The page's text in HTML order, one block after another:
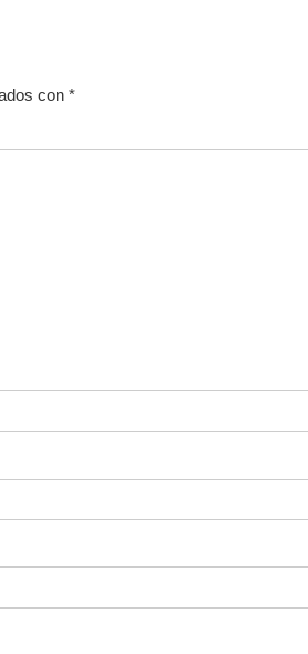
con *